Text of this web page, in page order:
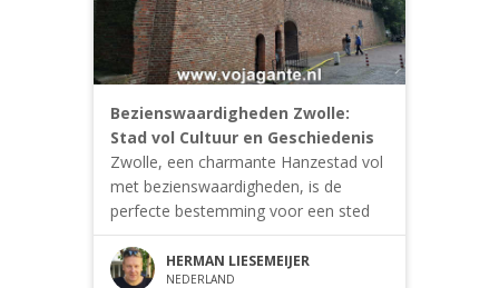
Bezienswaardigheden Zwolle:
Stad vol Cultuur en Geschiedenis
Zwolle, een charmante Hanzestad vol
met bezienswaardigheden, is de
perfecte bestemming voor een sted
HERMAN LIESEMEIJER
NEDERLAND